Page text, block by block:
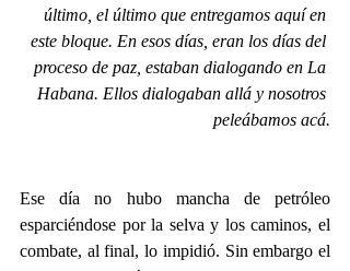
último, el último que entregamos aquí en
este bloque. En esos días, eran los días del
proceso de paz, estaban dialogando en La
Habana. Ellos dialogaban allá y nosotros
peleábamos acá.
Ese día no hubo mancha de petróleo
esparciéndose por la selva y los caminos, el
combate, al final, lo impidió. Sin embargo el